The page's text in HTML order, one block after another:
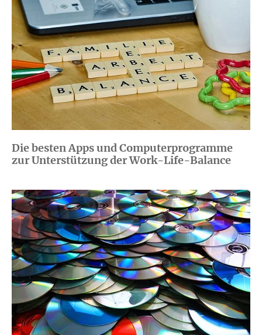
Die besten Apps und Computerprogramme
zur Unterstützung der Work-Life-Balance